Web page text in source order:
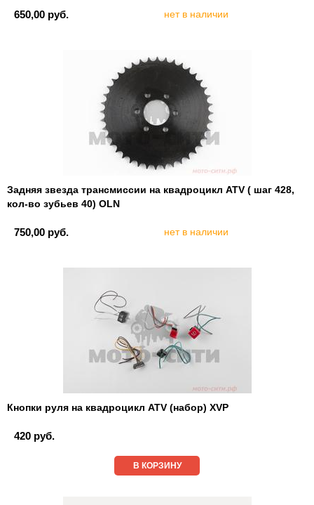
650,00 руб. нет в наличии
Задняя звезда трансмиссии на квадроцикл ATV ( шаг 428,
кол-во зубьев 40) OLN
750,00 руб. нет в наличии
Кнопки руля на квадроцикл ATV (набор) XVP
420 руб.
В КОРЗИНУ